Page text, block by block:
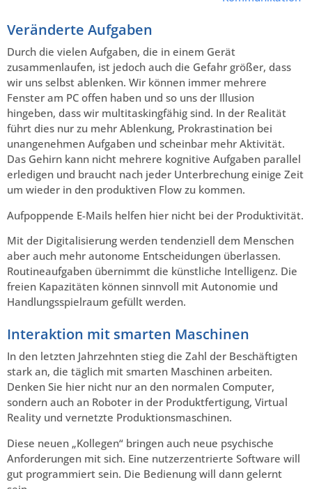
Veränderte Aufgaben
Durch die vielen Aufgaben, die in einem Gerät
zusammenlaufen, ist jedoch auch die Gefahr größer, dass
wir uns selbst ablenken. Wir können immer mehrere
Fenster am PC offen haben und so uns der Illusion
hingeben, dass wir multitaskingfähig sind. In der Realität
führt dies nur zu mehr Ablenkung, Prokrastination bei
unangenehmen Aufgaben und scheinbar mehr Aktivität.
Das Gehirn kann nicht mehrere kognitive Aufgaben parallel
erledigen und braucht nach jeder Unterbrechung einige Zeit
um wieder in den produktiven Flow zu kommen.
Aufpoppende E-Mails helfen hier nicht bei der Produktivität.
Mit der Digitalisierung werden tendenziell dem Menschen
aber auch mehr autonome Entscheidungen überlassen.
Routineaufgaben übernimmt die künstliche Intelligenz. Die
freien Kapazitäten können sinnvoll mit Autonomie und
Handlungsspielraum gefüllt werden.
Interaktion mit smarten Maschinen
In den letzten Jahrzehnten stieg die Zahl der Beschäftigten
stark an, die täglich mit smarten Maschinen arbeiten.
Denken Sie hier nicht nur an den normalen Computer,
sondern auch an Roboter in der Produktfertigung, Virtual
Reality und vernetzte Produktionsmaschinen.
Diese neuen „Kollegen“ bringen auch neue psychische
Anforderungen mit sich. Eine nutzerzentrierte Software will
gut programmiert sein. Die Bedienung will dann gelernt